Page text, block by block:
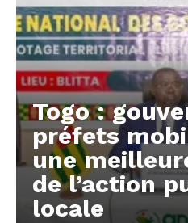
Togo :
préfets
une
de l’action
locale